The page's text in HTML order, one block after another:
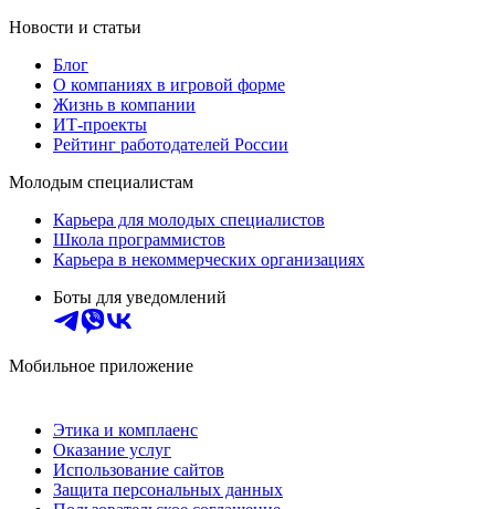
Новости и статьи
Блог
О компаниях в игровой форме
Жизнь в компании
ИТ-проекты
Рейтинг работодателей России
Молодым специалистам
Карьера для молодых специалистов
Школа программистов
Карьера в некоммерческих организациях
Боты для уведомлений
Мобильное приложение
Этика и комплаенс
Оказание услуг
Использование сайтов
Защита персональных данных